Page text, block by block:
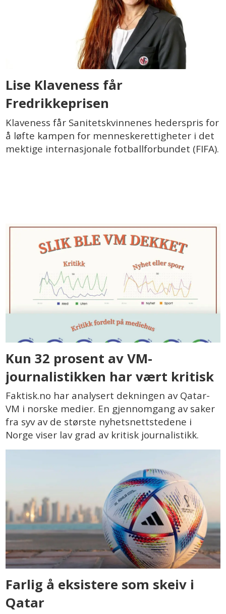
Lise Klaveness får
Fredrikkeprisen
Klaveness får Sanitetskvinnenes hederspris for
å løfte kampen for menneskerettigheter i det
mektige internasjonale fotballforbundet (FIFA).
Kun 32 prosent av VM-
journalistikken har vært kritisk
Faktisk.no har analysert dekningen av Qatar-
VM i norske medier. En gjennomgang av saker
fra syv av de største nyhetsnettstedene i
Norge viser lav grad av kritisk journalistikk.
Farlig å eksistere som skeiv i
Qatar